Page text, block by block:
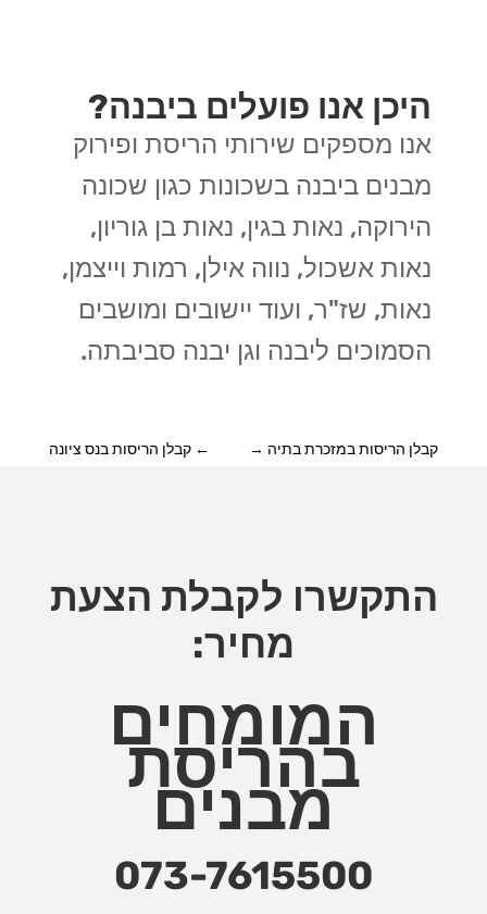
היכן אנו פועלים ביבנה?
אנו מספקים שירותי הריסת ופירוק
מבנים ביבנה בשכונות כגון שכונה
הירוקה, נאות בגין, נאות בן גוריון,
נאות אשכול, נווה אילן, רמות וייצמן,
נאות, שז"ר, ועוד יישובים ומושבים
הסמוכים ליבנה וגן יבנה סביבתה.
←קבלן הריסות בנס ציונה קבלן הריסות במזכרת בתיה →
התקשרו לקבלת הצעת
מחיר:
המומחים
בהריסת
מבנים
073-7615500